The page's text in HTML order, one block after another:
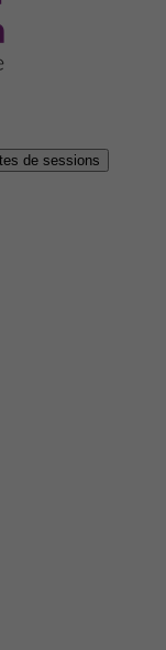
de sessions